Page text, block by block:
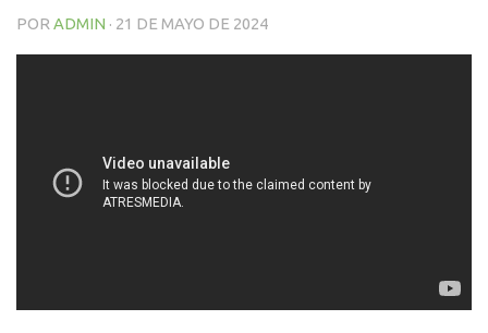
POR ADMIN · 21 DE MAYO DE 2024